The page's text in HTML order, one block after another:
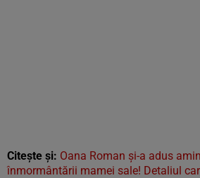
Citește și: Oana Roman și-a adus
înmormântării mamei sale! Detaliul